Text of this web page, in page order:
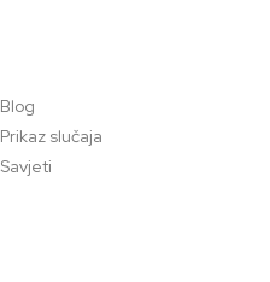
Blog
Prikaz slučaja
Savjeti